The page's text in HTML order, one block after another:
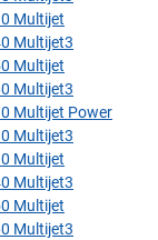
Multijet
Multijet3
Multijet
Multijet3
Multijet Power
Multijet3
Multijet
Multijet3
Multijet
Multijet3